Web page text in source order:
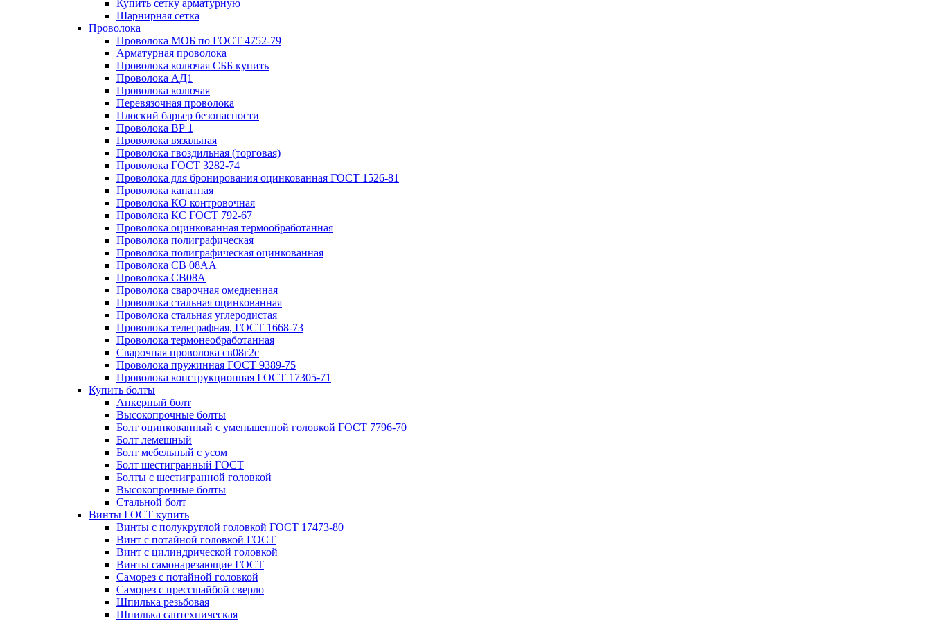
Купить сетку арматурную
Шарнирная сетка
Проволока
Проволока МОБ по ГОСТ 4752-79
Арматурная проволока
Проволока колючая СББ купить
Проволока АД1
Проволока колючая
Перевязочная проволока
Плоский барьер безопасности
Проволока ВР 1
Проволока вязальная
Проволока гвоздильная (торговая)
Проволока ГОСТ 3282-74
Проволока для бронирования оцинкованная ГОСТ 1526-81
Проволока канатная
Проволока КО контровочная
Проволока КС ГОСТ 792-67
Проволока оцинкованная термообработанная
Проволока полиграфическая
Проволока полиграфическая оцинкованная
Проволока СВ 08АА
Проволока СВ08А
Проволока сварочная омедненная
Проволока стальная оцинкованная
Проволока стальная углеродистая
Проволока телеграфная, ГОСТ 1668-73
Проволока термонеобработанная
Сварочная проволока св08г2с
Проволока пружинная ГОСТ 9389-75
Проволока конструкционная ГОСТ 17305-71
Купить болты
Анкерный болт
Высокопрочные болты
Болт оцинкованный с уменьшенной головкой ГОСТ 7796-70
Болт лемешный
Болт мебельный с усом
Болт шестигранный ГОСТ
Болты с шестигранной головкой
Высокопрочные болты
Стальной болт
Винты ГОСТ купить
Винты с полукруглой головкой ГОСТ 17473-80
Винт с потайной головкой ГОСТ
Винт с цилиндрической головкой
Винты самонарезающие ГОСТ
Саморез с потайной головкой
Саморез с прессшайбой сверло
Шпилька резьбовая
Шпилька сантехническая